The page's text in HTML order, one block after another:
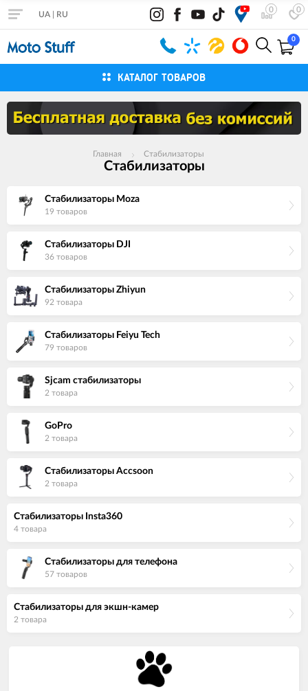
0 0
UA RU
0
КАТАЛОГ ТОВАРОВ
Главная Стабилизаторы
Стабилизаторы
Стабилизаторы Moza
19 товаров
Стабилизаторы DJI
36 товаров
Стабилизаторы Zhiyun
92 товара
Стабилизаторы Feiyu Tech
79 товаров
Sjcam стабилизаторы
2 товара
GoPro
2 товара
Стабилизаторы Accsoon
2 товара
Стабилизаторы Insta360
4 товара
Стабилизаторы для телефона
57 товаров
Стабилизаторы для экшн-камер
2 товара